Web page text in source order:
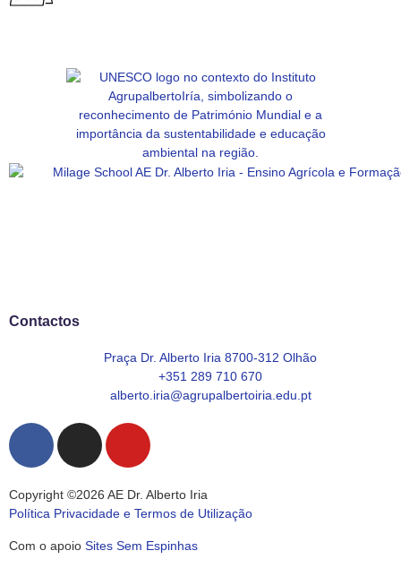
Contactos
Praça Dr. Alberto Iria 8700-312 Olhão
+351 289 710 670
alberto.iria@agrupalbertoiria.edu.pt
Copyright ©2026 AE Dr. Alberto Iria
Política Privacidade e Termos de Utilização
Com o apoio Sites Sem Espinhas